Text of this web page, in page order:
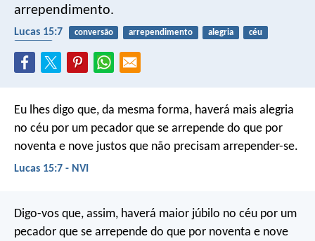
arrependimento.
Lucas 15:7 conversão arrependimento alegria
céu
Eu lhes digo que, da mesma forma, haverá mais alegria
no céu por um pecador que se arrepende do que por
noventa e nove justos que não precisam arrepender-se.
Lucas 15:7 - NVI
Digo-vos que, assim, haverá maior júbilo no céu por um
pecador que se arrepende do que por noventa e nove